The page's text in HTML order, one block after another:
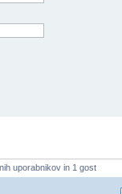
uporabnikov in 1 gost